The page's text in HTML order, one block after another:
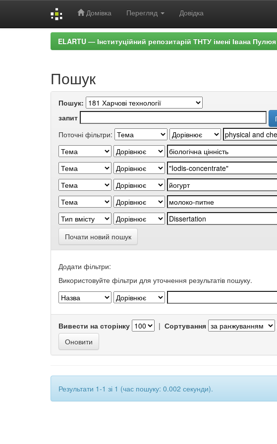
Домівка Перегляд Довідка
ELARTU — Інституційний репозитарій ТНТУ імені Івана Пулюя
Пошук
Пошук:
запит
Поточні фільтри:
Почати новий пошук
Додати фільтри:
Використовуйте фільтри для уточнення результатів пошуку.
Вивести на сторінку | Сортування
Результати 1-1 зі 1 (час пошуку: 0.002 секунди).